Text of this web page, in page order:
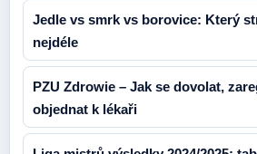
Jedle vs smrk vs borovice: Který
nejdéle
PZU Zdrowie – Jak se dovolat,
objednat k lékaři